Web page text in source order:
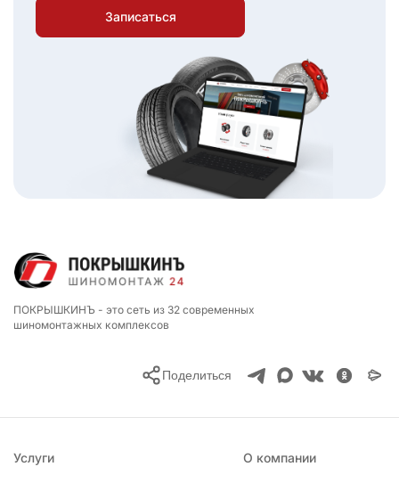
Записаться
ПОКРЫШКИНЪ - это сеть из 32 современных
шиномонтажных комплексов
Поделиться
Услуги О компании